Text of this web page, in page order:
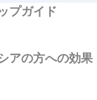
プガイド
アの方への効果